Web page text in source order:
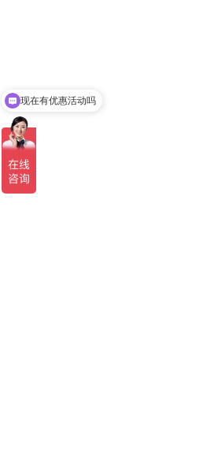
可以介绍下你们的产品么